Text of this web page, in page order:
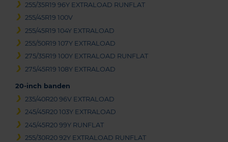
255/35R19 96Y EXTRALOAD RUNFLAT
255/45R19 100V
255/45R19 104Y EXTRALOAD
255/50R19 107Y EXTRALOAD
275/35R19 100Y EXTRALOAD RUNFLAT
275/45R19 108Y EXTRALOAD
20-inch banden
235/40R20 96V EXTRALOAD
245/45R20 103Y EXTRALOAD
245/45R20 99Y RUNFLAT
255/30R20 92Y EXTRALOAD RUNFLAT